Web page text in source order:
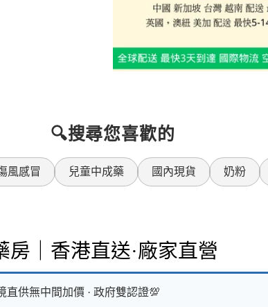
🔍搜尋您喜歡的
風感冒 兒童中成藥 國內現貨 奶粉
房｜香港直送·廠家直營
直供無中間加價 · 政府雙認證💯